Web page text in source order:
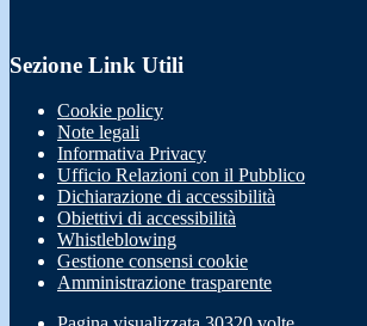
Sezione Link Utili
Cookie policy
Note legali
Informativa Privacy
Ufficio Relazioni con il Pubblico
Dichiarazione di accessibilità
Obiettivi di accessibilità
Whistleblowing
Gestione consensi cookie
Amministrazione trasparente